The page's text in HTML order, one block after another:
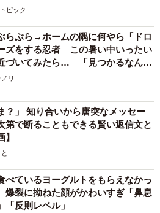
ピック
らぶら→ホームの隅に何やら「ドロ
ズをする忍者 この暑い中いったい
づいてみたら… 「見つかるなんて
リ
？」 知り合いから唐突なメッセー
で断ることもできる賢い返信文と
べているヨーグルトをもらえなかっ
爆裂に拗ねた顔がかわいすぎ「鼻息
「反則レベル」